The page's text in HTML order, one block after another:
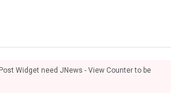
Widget need JNews - View Counter to be